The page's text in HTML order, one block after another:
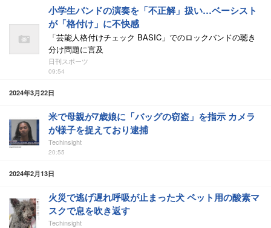
小学生バンドの演奏を「不正解」扱い…ベーシスト
が「格付け」に不快感
「芸能人格付けチェック BASIC」でのロックバンドの聴き
分け問題に言及
日刊スポーツ
09:54
2024年3月22日
米で母親が7歳娘に「バッグの窃盗」を指示 カメラ
が様子を捉えており逮捕
Techinsight
20:55
2024年2月13日
火災で逃げ遅れ呼吸が止まった犬 ペット用の酸素マ
スクで息を吹き返す
Techinsight